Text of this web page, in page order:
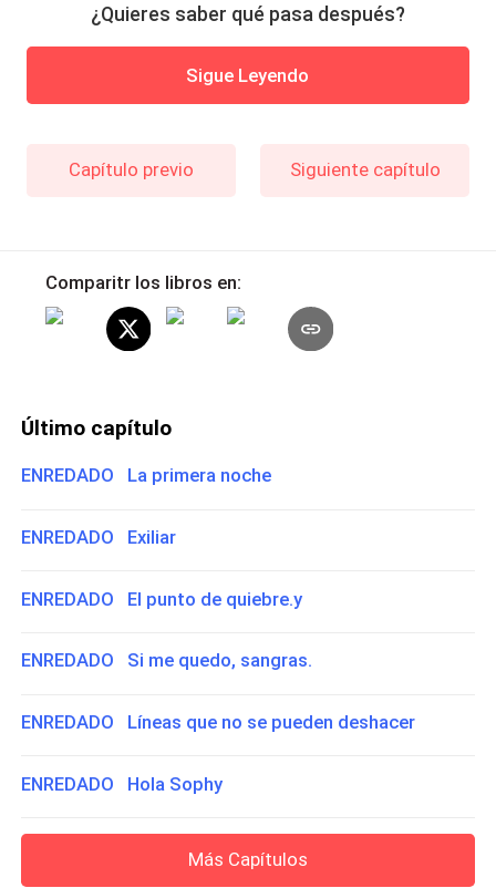
¿Quieres saber qué pasa después?
Sigue Leyendo
Capítulo previo Siguiente capítulo
Comparitr los libros en:
Último capítulo
ENREDADO La primera noche
ENREDADO Exiliar
ENREDADO El punto de quiebre.y
ENREDADO Si me quedo, sangras.
ENREDADO Líneas que no se pueden deshacer
ENREDADO Hola Sophy
Más Capítulos